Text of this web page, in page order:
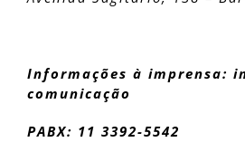
Informações à imprensa:
comunicação
PABX: 11 3392-5542